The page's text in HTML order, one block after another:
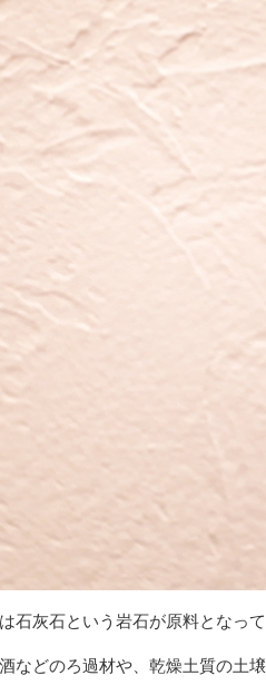
石灰石という岩石が原料となって
などのろ過材や、乾燥土質の土